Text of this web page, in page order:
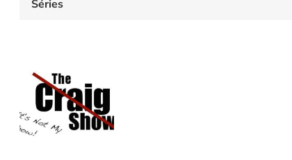
Séries